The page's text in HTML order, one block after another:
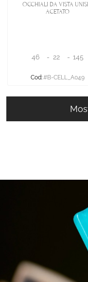
OCCHIALI DA VISTA
ACETATO
46 - 22 - 145
Cod:#B-CELL_A049